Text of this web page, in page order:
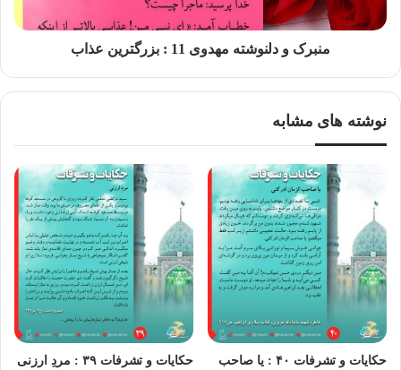
و به خدا گفتم لطفی کن که امام زمان زمان به ما عنایت بکنند.
میبینی که وضع ما ناراحت کننده است…
چه شده؟ آمدم پایین یک دخترِ کوچک داشتم جلو آمد و گفت بابا،
مامانم خوب شد. جلو رفتم دیدم سالم است، پیری زودرس او هم
برگشته و جوان شده و چشم هایش هم خوب شده. بعدا خود زن
قضیه را تعریف کرد و گفت:
تنها در اتاق خواب بودم یکدفعه اتاق روشن شد نور مقدس حضرت
مهدی رو به من کرد و فرمود: برخیز به شرطی که دیگر بی تابی
منبرک و دلنوشته مهدوی 11 : بزرگترین عذاب
نوشته های مشابه
حکایات و تشرفات ۴۰ : یا صاحب
حکایات و تشرفات ۳۹ : مردِ ارزنی